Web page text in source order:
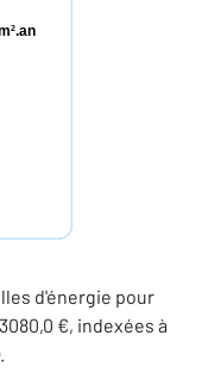
2.an
d'énergie pour
€, indexées à